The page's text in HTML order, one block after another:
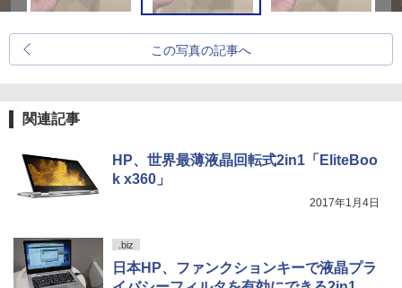
この写真の記事へ
関連記事
HP、世界最薄液晶回転式2in1「EliteBoo
k x360」
2017年1月4日
.biz
日本HP、ファンクションキーで液晶プラ